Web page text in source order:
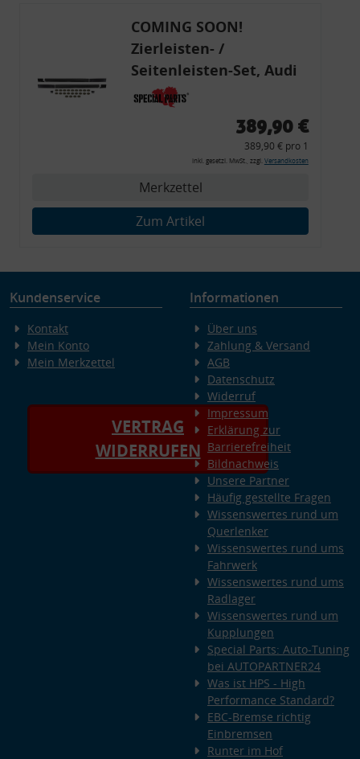
COMING SOON!
Zierleisten- /
Seitenleisten-Set, Audi
80 Cabrio, Coupe, S2, (6x
Zierleiste, 2x Kappe,
Montagewerkzeug)
389,90 €
389,90 € pro 1
inkl. gesetzl. MwSt., zzgl. Versandkosten
Merkzettel
Zum Artikel
Kundenservice
Kontakt
Mein Konto
Mein Merkzettel
VERTRAG
WIDERRUFEN
Informationen
Über uns
Zahlung & Versand
AGB
Datenschutz
Widerruf
Impressum
Erklärung zur
Barrierefreiheit
Bildnachweis
Unsere Partner
Häufig gestellte Fragen
Wissenswertes rund um
Querlenker
Wissenswertes rund ums
Fahrwerk
Wissenswertes rund ums
Radlager
Wissenswertes rund um
Kupplungen
Special Parts: Auto-Tuning
bei AUTOPARTNER24
Was ist HPS - High
Performance Standard?
EBC-Bremse richtig
Einbremsen
Runter im Hof